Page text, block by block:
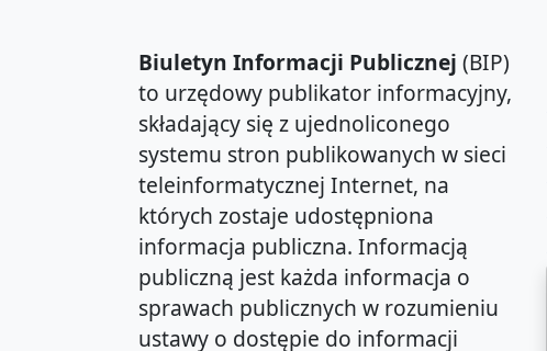
Biuletyn Informacji Publicznej (BIP)
to urzędowy publikator informacyjny,
składający się z ujednoliconego
systemu stron publikowanych w sieci
teleinformatycznej Internet, na
których zostaje udostępniona
informacja publiczna. Informacją
publiczną jest każda informacja o
sprawach publicznych w rozumieniu
ustawy o dostępie do informacji